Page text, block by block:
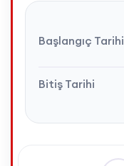
Başlangıç Tarihi
Bitiş Tarihi